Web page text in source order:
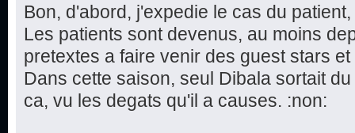
Bon, d'abord, j'expedie le cas du
Les patients sont devenus, au moins
pretextes a faire venir des guest stars
Dans cette saison, seul Dibala sortait
ca, vu les degats qu'il a causes. :non: